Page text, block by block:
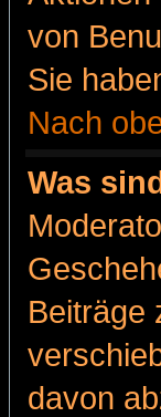
von
Sie
Nach
Was
Beiträge
davon